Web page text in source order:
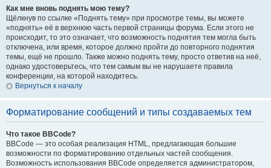
Как мне вновь поднять мою тему?
Щёлкнув по ссылке «Поднять тему» при просмотре темы, вы можете
«поднять» её в верхнюю часть первой страницы форума. Если этого не
происходит, то это означает, что возможность поднятия тем могла быть
отключена, или время, которое должно пройти до повторного поднятия
темы, ещё не прошло. Также можно поднять тему, просто ответив на неё,
однако удостоверьтесь, что тем самым вы не нарушаете правила
конференции, на которой находитесь.
Вернуться к началу
Форматирование сообщений и типы создаваемых тем
Что такое BBCode?
BBCode — это особая реализация HTML, предлагающая большие
возможности по форматированию отдельных частей сообщения.
Возможность использования BBCode определяется администратором,